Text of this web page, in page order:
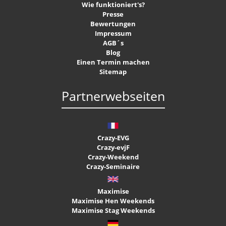
Wie funktioniert's?
Presse
Bewertungen
Impressum
AGB´s
Blog
Einen Termin machen
Sitemap
Partnerwebseiten
Crazy-EVG
Crazy-evjF
Crazy-Weekend
Crazy-Seminaire
Maximise
Maximise Hen Weekends
Maximise Stag Weekends